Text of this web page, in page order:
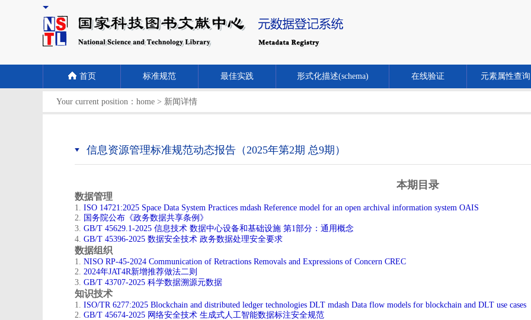
首页 标准规范 最佳实践 形式化描述(schema) 在线验证 元素属性查询
Your current position： home > 新闻详情
信息资源管理标准规范动态报告（2025年第2期 总9期）
本期目录
数据管理
​1. ISO 14721:2025 Space Data System Practices mdash Reference model for an open archival information system OAIS
2. 国务院公布《政务数据共享条例》
​3. GB/T 45629.1-2025 信息技术 数据中心设备和基础设施 第1部分：通用概念
4. GB/T 45396-2025 数据安全技术 政务数据处理安全要求
数据组织
1. NISO RP-45-2024 Communication of Retractions Removals and Expressions of Concern CREC
2. 2024年JAT4R新增推荐做法二则
3. GB/T 43707-2025 科学数据溯源元数据
知识技术
​1. ISO/TR 6277:2025 Blockchain and distributed ledger technologies DLT mdash Data flow models for blockchain and DLT use cases
2. GB/T 45674-2025 网络安全技术 生成式人工智能数据标注安全规范